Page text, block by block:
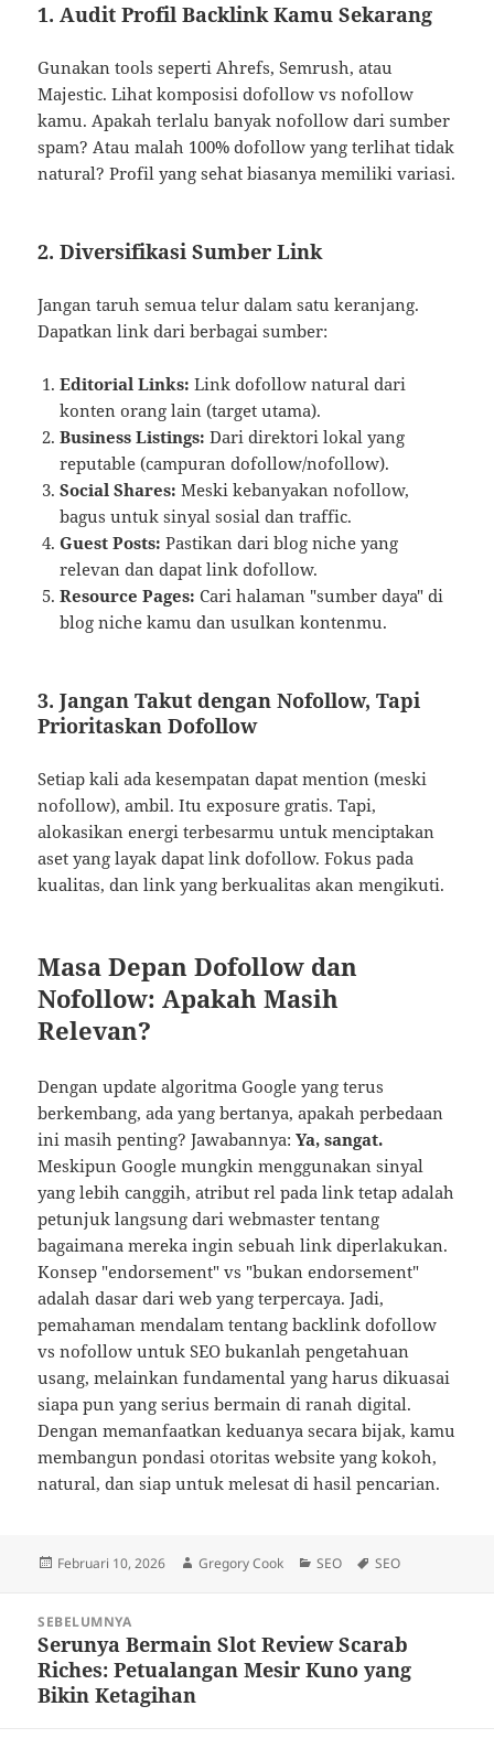
1. Audit Profil Backlink Kamu Sekarang
Gunakan tools seperti Ahrefs, Semrush, atau
Majestic. Lihat komposisi dofollow vs nofollow
kamu. Apakah terlalu banyak nofollow dari sumber
spam? Atau malah 100% dofollow yang terlihat tidak
natural? Profil yang sehat biasanya memiliki variasi.
2. Diversifikasi Sumber Link
Jangan taruh semua telur dalam satu keranjang.
Dapatkan link dari berbagai sumber:
Editorial Links: Link dofollow natural dari
konten orang lain (target utama).
Business Listings: Dari direktori lokal yang
reputable (campuran dofollow/nofollow).
Social Shares: Meski kebanyakan nofollow,
bagus untuk sinyal sosial dan traffic.
Guest Posts: Pastikan dari blog niche yang
relevan dan dapat link dofollow.
Resource Pages: Cari halaman "sumber daya" di
blog niche kamu dan usulkan kontenmu.
3. Jangan Takut dengan Nofollow, Tapi
Prioritaskan Dofollow
Setiap kali ada kesempatan dapat mention (meski
nofollow), ambil. Itu exposure gratis. Tapi,
alokasikan energi terbesarmu untuk menciptakan
aset yang layak dapat link dofollow. Fokus pada
kualitas, dan link yang berkualitas akan mengikuti.
Masa Depan Dofollow dan
Nofollow: Apakah Masih
Relevan?
Dengan update algoritma Google yang terus
berkembang, ada yang bertanya, apakah perbedaan
ini masih penting? Jawabannya:Ya, sangat.
Meskipun Google mungkin menggunakan sinyal
yang lebih canggih, atribut rel pada link tetap adalah
petunjuk langsung dari webmaster tentang
bagaimana mereka ingin sebuah link diperlakukan.
Konsep "endorsement" vs "bukan endorsement"
adalah dasar dari web yang terpercaya. Jadi,
pemahaman mendalam tentang backlink dofollow
vs nofollow untuk SEO bukanlah pengetahuan
usang, melainkan fundamental yang harus dikuasai
siapa pun yang serius bermain di ranah digital.
Dengan memanfaatkan keduanya secara bijak, kamu
membangun pondasi otoritas website yang kokoh,
natural, dan siap untuk melesat di hasil pencarian.
Diposkan
Februari 10, 2026 Penulis
Gregory Cook Kategori
SEO Tag
SEO
SEBELUMNYA
Pos
sebelumnya:
Serunya Bermain Slot Review Scarab
Riches: Petualangan Mesir Kuno yang
Bikin Ketagihan